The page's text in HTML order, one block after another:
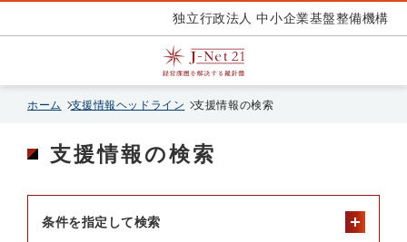
独立行政法人 中小企業基盤整備機構
ホーム 支援情報ヘッドライン 支援情報の検索
支援情報の検索
条件を指定して検索